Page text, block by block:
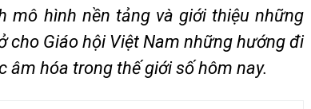
mô hình nền tảng và giới thiệu những
cho Giáo hội Việt Nam những hướng đi
âm hóa trong thế giới số hôm nay.